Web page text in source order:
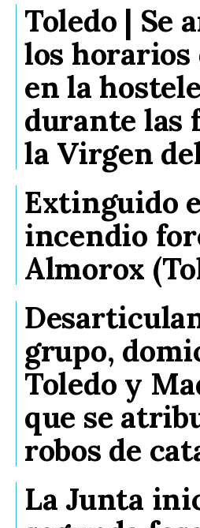
Toledo | Se
los horarios
en la
durante las
la Virgen
Extinguido
incendio
Almorox
grupo,
Toledo y
que se
robos de
La Junta